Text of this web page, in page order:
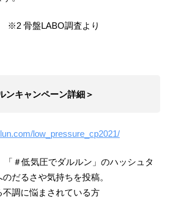
※2 骨盤LABO調査より
ンキャンペーン詳細＞
low_pressure_cp2021/
「＃低気圧でダルルン」のハッシュタ
だるさや気持ちを投稿。
調に悩まされている方